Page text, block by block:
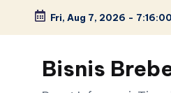
Skip
content
Fri, Aug 7, 2026 - 7:16:01
Bisnis